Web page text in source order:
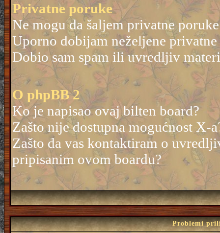
Privatne poruke
Ne mogu da šaljem privatne
Uporno dobijam neželjene
Dobio sam spam ili uvredljiv
O phpBB 2
Ko je napisao ovaj bilten board?
Zašto nije dostupna mogućnost X-
Zašto da vas kontaktiram o
pripisanim ovom boardu?
Problemi